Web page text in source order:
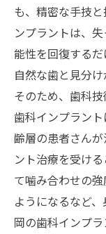
も、精密な手技
ンプラントは、
能性を回復するだ
自然な歯と見分
そのため、歯科
歯科インプラン
齢層の患者さん
ント治療を受け
て噛み合わせの
ようになるなど
岡の歯科インプ